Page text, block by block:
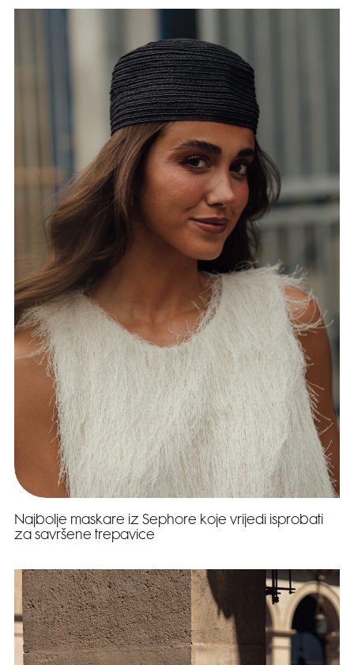
Najbolje maskare iz Sephore koje vrijedi isprobati
za savršene trepavice